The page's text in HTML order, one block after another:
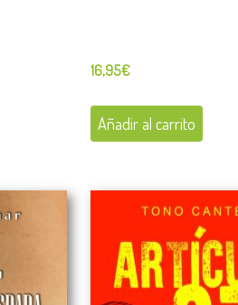
16,95€
Añadir al carrito